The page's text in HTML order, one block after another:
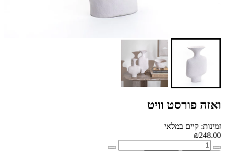
ואזה פורסט וויט
זמינות: קיים במלאי
₪248.00